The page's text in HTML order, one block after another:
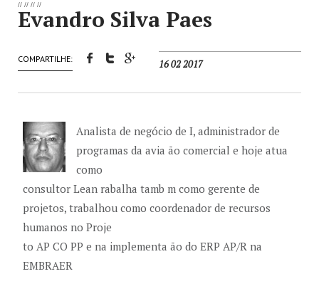
// // // //
Evandro Silva Paes
16 02 2017
COMPARTILHE:
Analista de negócio de I, administrador de
programas da avia ão comercial e hoje atua
como
consultor Lean rabalha tamb m como gerente de
projetos, trabalhou como coordenador de recursos
humanos no Proje
to AP CO PP e na implementa ão do ERP AP/R na
EMBRAER